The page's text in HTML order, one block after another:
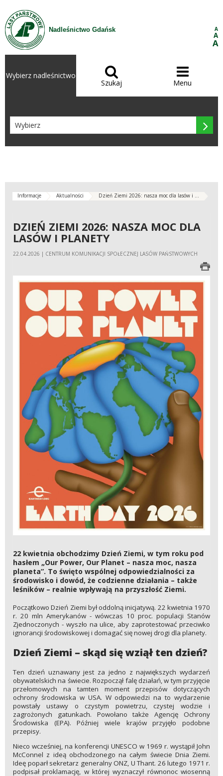
Przejdź do treści
Nadleśnictwo Gdańsk A
A
A
Wybierz nadleśnictwo 
Szukaj

Menu

Informacje Aktualności Dzień Ziemi 2026: nasza moc dla lasów i ...
DZIEŃ ZIEMI 2026: NASZA MOC DLA
LASÓW I PLANETY
22.04.2026 | CENTRUM KOMUNIKACJI SPOŁECZNEJ LASÓW PAŃSTWOWYCH
22 kwietnia obchodzimy Dzień Ziemi, w tym roku pod
hasłem „Our Power, Our Planet – nasza moc, nasza
planeta”. To święto wspólnej odpowiedzialności za
środowisko i dowód, że codzienne działania – także
leśników – realnie wpływają na przyszłość Ziemi.
Początkowo Dzień Ziemi był oddolną inicjatywą. 22 kwietnia 1970
r. 20 mln Amerykanów - wówczas 10 proc. populacji Stanów
Zjednoczonych - wyszło na ulice, aby zaprotestować przeciwko
ignorancji środowiskowej i domagać się nowej drogi dla planety.
Dzień Ziemi – skąd się wziął ten dzień?
Ten dzień uznawany jest za jedno z największych wydarzeń
obywatelskich na świecie. Rozpoczął falę działań, w tym przyjęcie
przełomowych na tamten moment przepisów dotyczących
ochrony środowiska w USA. W odpowiedzi na to wydarzenie
powstały ustawy o czystym powietrzu, czystej wodzie i
zagrożonych gatunkach. Powołano także Agencję Ochrony
Środowiska (EPA). Później wiele krajów przyjęło podobne
przepisy.
Nieco wcześniej, na konferencji UNESCO w 1969 r. wystąpił John
McConnel z ideą obchodzonego na całym świecie Dnia Ziemi.
Ideę poparł sekretarz generalny ONZ, U Thant. 26 lutego 1971 r.
podpisał proklamację, w której wyznaczył równonoc wiosenną